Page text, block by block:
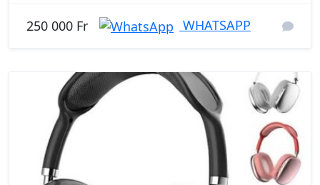
250 000 Fr WHATSAPP